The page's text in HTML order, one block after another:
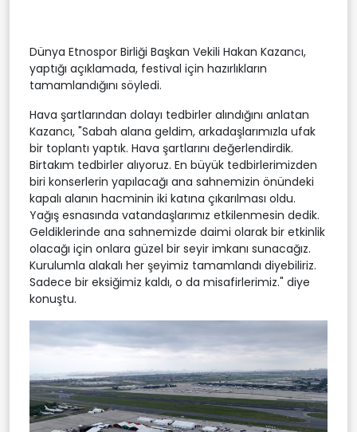
Dünya Etnospor Birliği Başkan Vekili Hakan Kazancı,
yaptığı açıklamada, festival için hazırlıkların
tamamlandığını söyledi.
Hava şartlarından dolayı tedbirler alındığını anlatan
Kazancı, "Sabah alana geldim, arkadaşlarımızla ufak
bir toplantı yaptık. Hava şartlarını değerlendirdik.
Birtakım tedbirler alıyoruz. En büyük tedbirlerimizden
biri konserlerin yapılacağı ana sahnemizin önündeki
kapalı alanın hacminin iki katına çıkarılması oldu.
Yağış esnasında vatandaşlarımız etkilenmesin dedik.
Geldiklerinde ana sahnemizde daimi olarak bir etkinlik
olacağı için onlara güzel bir seyir imkanı sunacağız.
Kurulumla alakalı her şeyimiz tamamlandı diyebiliriz.
Sadece bir eksiğimiz kaldı, o da misafirlerimiz." diye
konuştu.